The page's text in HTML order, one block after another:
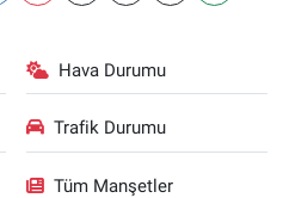
Hava Durumu
Trafik Durumu
Tüm Manşetler